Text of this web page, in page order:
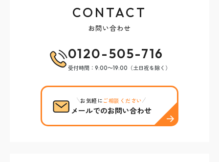
CONTACT
お問い合わせ
0120-505-716
受付時間：9:00～19:00（土日祝を除く）
お気軽にご相談ください
メールでのお問い合わせ